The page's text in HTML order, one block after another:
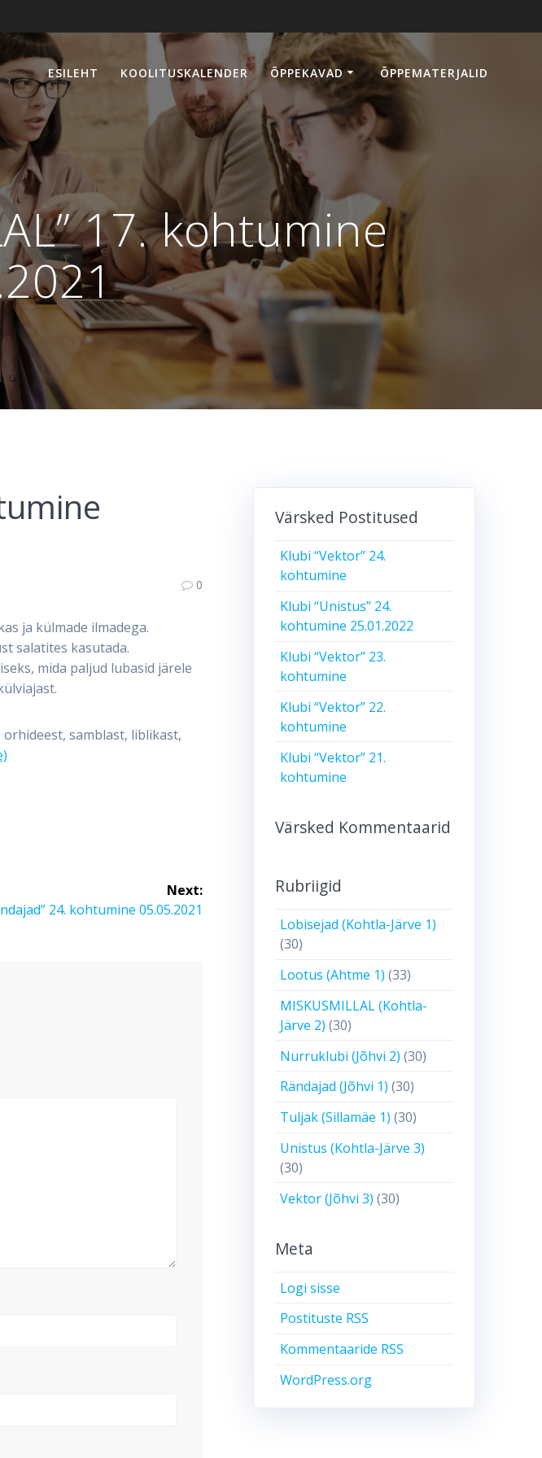
ESILEHT KOOLITUSKALENDER ÕPPEKAVAD ÕPPEMATERJALID
17. kohtumine
0
ja külmade ilmadega.
salatites kasutada.
mida paljud lubasid järele
samblast, liblikast,
Next:
24. kohtumine 05.05.2021
Värsked Postitused
Klubi “Vektor” 24.
kohtumine
Klubi “Unistus” 24.
kohtumine 25.01.2022
Klubi “Vektor” 23.
kohtumine
Klubi “Vektor” 22.
kohtumine
Klubi “Vektor” 21.
kohtumine
Värsked Kommentaarid
Rubriigid
Lobisejad (Kohtla-Järve 1)
(30)
Lootus (Ahtme 1) (33)
MISKUSMILLAL (Kohtla-
Järve 2) (30)
Nurruklubi (Jõhvi 2) (30)
Rändajad (Jõhvi 1) (30)
Tuljak (Sillamäe 1) (30)
Unistus (Kohtla-Järve 3)
(30)
Vektor (Jõhvi 3) (30)
Meta
Logi sisse
Postituste RSS
Kommentaaride RSS
WordPress.org